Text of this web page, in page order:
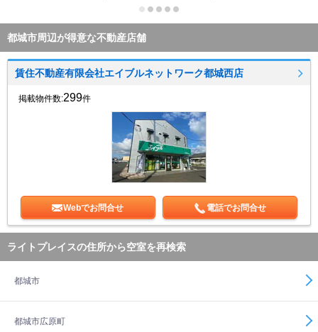
都城市周辺が得意な不動産店舗
賃住不動産有限会社エイブルネットワーク都城西店
掲載物件数:299件
Webでお問合せ 電話でお問合せ
ライトプレイスの住所から空室を再検索
都城市
都城市広原町